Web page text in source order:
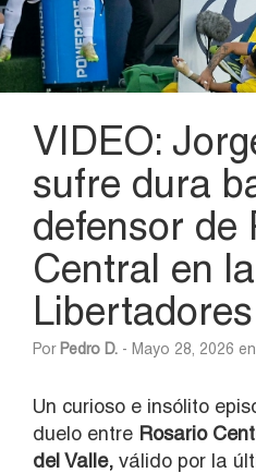
VIDEO:
sufre dura
defensor de
Central en la
Libertadores
Por Pedro D. - Mayo 28, 2026 en
Un curioso e insólito
duelo entre Rosario
del Valle, válido por la